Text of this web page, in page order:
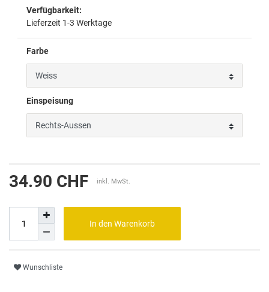
Verfügbarkeit:
Lieferzeit 1-3 Werktage
Farbe
Einspeisung
34.90 CHF inkl. MwSt.
In den Warenkorb
Wunschliste